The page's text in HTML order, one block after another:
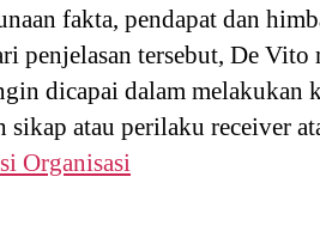
fakta, pendapat dan
penjelasan tersebut, De
dicapai dalam melakukan
sikap atau perilaku receiver
Organisasi